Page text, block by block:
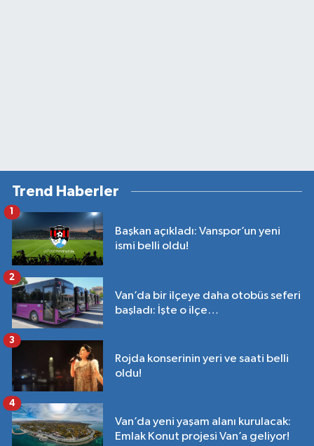
Trend Haberler
Başkan açıkladı: Vanspor’un yeni
ismi belli oldu!
1
Van’da bir ilçeye daha otobüs seferi
başladı: İşte o ilçe…
2
Rojda konserinin yeri ve saati belli
oldu!
3
Van’da yeni yaşam alanı kurulacak:
Emlak Konut projesi Van’a geliyor!
4